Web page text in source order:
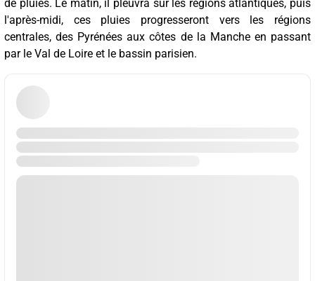
de pluies. Le matin, il pleuvra sur les régions atlantiques, puis
l'après-midi, ces pluies progresseront vers les régions
centrales, des Pyrénées aux côtes de la Manche en passant
par le Val de Loire et le bassin parisien.